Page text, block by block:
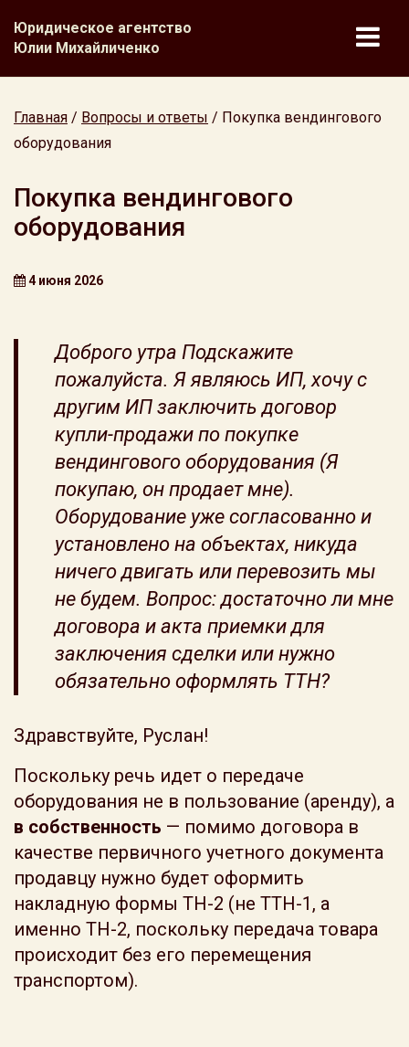
Юридическое агентство
Юлии Михайличенко
Главная / Вопросы и ответы / Покупка вендингового
оборудования
Покупка вендингового
оборудования
4 июня 2026
Доброго утра Подскажите
пожалуйста. Я являюсь ИП, хочу с
другим ИП заключить договор
купли-продажи по покупке
вендингового оборудования (Я
покупаю, он продает мне).
Оборудование уже согласованно и
установлено на объектах, никуда
ничего двигать или перевозить мы
не будем. Вопрос: достаточно ли мне
договора и акта приемки для
заключения сделки или нужно
обязательно оформлять ТТН?
Здравствуйте, Руслан!
Поскольку речь идет о передаче
оборудования не в пользование (аренду), а
в собственность — помимо договора в
качестве первичного учетного документа
продавцу нужно будет оформить
накладную формы ТН-2 (не ТТН-1, а
именно ТН-2, поскольку передача товара
происходит без его перемещения
транспортом).